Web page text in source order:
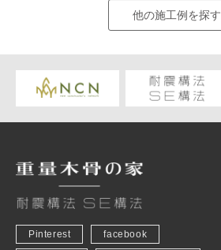
他の施工例を探す
Pinterest facebook